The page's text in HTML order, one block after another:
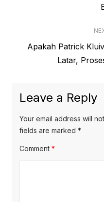
NextApakah Patrick
Latar,
Leave a Reply
Your email address will
fields are marked *
Comment *